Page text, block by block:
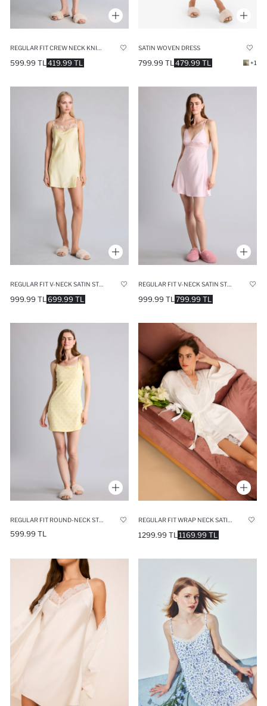
419.99 TL
599.99 TL
SATIN WOVEN DRESS
479.99 TL
799.99 TL +1
699.99 TL
999.99 TL 799.99 TL
999.99 TL
599.99 TL 1169.99 TL
1299.99 TL